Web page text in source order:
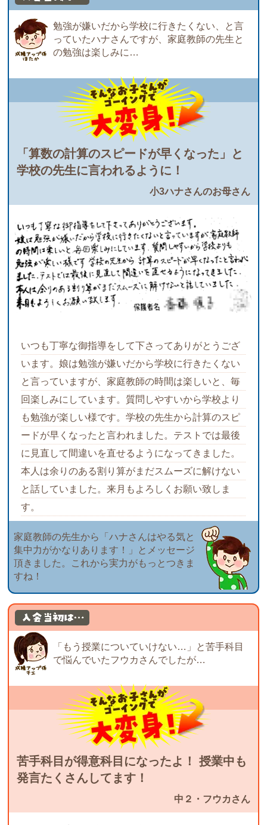
勉強が嫌いだから学校に行きたくない、と言
っていたハナさんですが、家庭教師の先生と
の勉強は楽しみに…
「算数の計算のスピードが早くなった」と
学校の先生に言われるように！
小3ハナさんのお母さん
いつも丁寧な御指導をして下さってありがとうござ
います。娘は勉強が嫌いだから学校に行きたくない
と言っていますが、家庭教師の時間は楽しいと、毎
回楽しみにしています。質問しやすいから学校より
も勉強が楽しい様です。学校の先生から計算のスピ
ードが早くなったと言われました。テストでは最後
に見直して間違いを直せるようになってきました。
本人は余りのある割り算がまだスムーズに解けない
と話していました。来月もよろしくお願い致しま
す。
家庭教師の先生から「ハナさんはやる気と
集中力がかなりあります！」とメッセージ
頂きました。これから実力がもっとつきま
すね！
「もう授業についていけない…」と苦手科目
で悩んでいたフウカさんでしたが…
苦手科目が得意科目になったよ！ 授業中も
発言たくさんしてます！
中２・フウカさん